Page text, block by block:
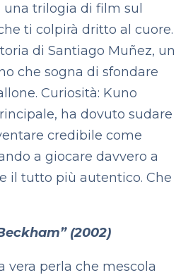
trilogia di film sul
ti colpirà dritto al cuore.
di Santiago Muñez, un
che sogna di sfondare
Curiosità: Kuno
ha dovuto sudare
credibile come
a giocare davvero a
il tutto più autentico. Che
(2002)
vera perla che mescola